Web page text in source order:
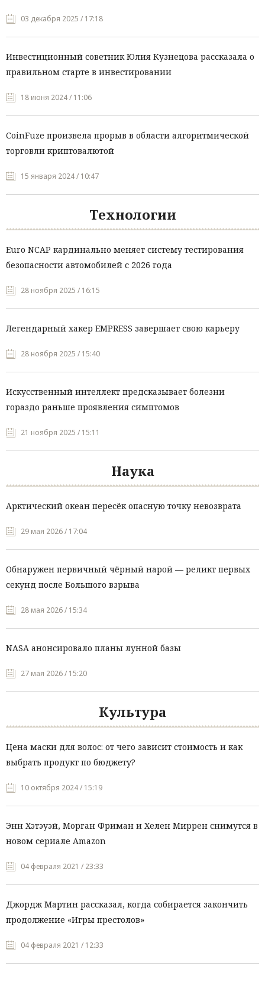
03 декабря 2025 / 17:18
Инвестиционный советник Юлия Кузнецова рассказала о
правильном старте в инвестировании
18 июня 2024 / 11:06
CoinFuze произвела прорыв в области алгоритмической
торговли криптовалютой
15 января 2024 / 10:47
Технологии
Euro NCAP кардинально меняет систему тестирования
безопасности автомобилей с 2026 года
28 ноября 2025 / 16:15
Легендарный хакер EMPRESS завершает свою карьеру
28 ноября 2025 / 15:40
Искусственный интеллект предсказывает болезни
гораздо раньше проявления симптомов
21 ноября 2025 / 15:11
Наука
Арктический океан пересёк опасную точку невозврата
29 мая 2026 / 17:04
Обнаружен первичный чёрный нарой — реликт первых
секунд после Большого взрыва
28 мая 2026 / 15:34
NASA анонсировало планы лунной базы
27 мая 2026 / 15:20
Культура
Цена маски для волос: от чего зависит стоимость и как
выбрать продукт по бюджету?
10 октября 2024 / 15:19
Энн Хэтэуэй, Морган Фриман и Хелен Миррен снимутся в
новом сериале Amazon
04 февраля 2021 / 23:33
Джордж Мартин рассказал, когда собирается закончить
продолжение «Игры престолов»
04 февраля 2021 / 12:33